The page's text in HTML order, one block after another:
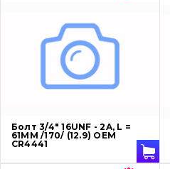
Болт 3/4" 16UNF - 2A, L =
61ММ /170/ (12.9) OEM
CR4441